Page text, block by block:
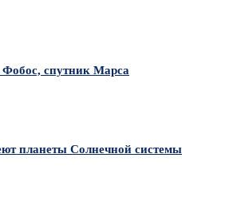
спутник Марса
планеты Солнечной системы